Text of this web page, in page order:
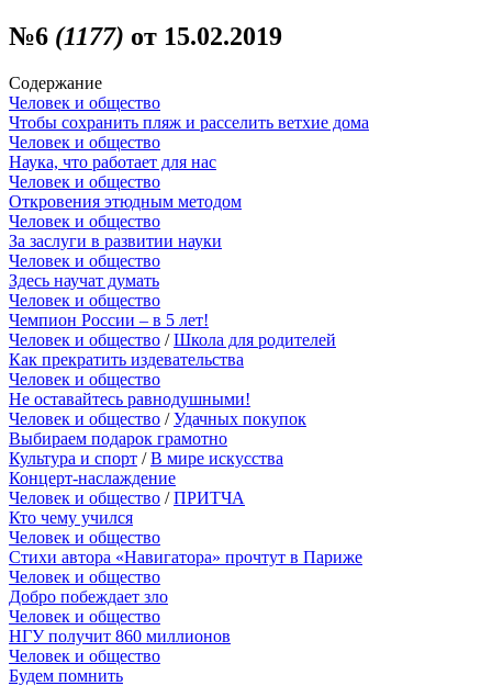
№6 (1177) от 15.02.2019
Содержание
Человек и общество
Чтобы сохранить пляж и расселить ветхие дома
Человек и общество
Наука, что работает для нас
Человек и общество
Откровения этюдным методом
Человек и общество
За заслуги в развитии науки
Человек и общество
Здесь научат думать
Человек и общество
Чемпион России – в 5 лет!
Человек и общество /Школа для родителей
Как прекратить издевательства
Человек и общество
Не оставайтесь равнодушными!
Человек и общество /Удачных покупок
Выбираем подарок грамотно
Культура и спорт /В мире искусства
Концерт-наслаждение
Человек и общество /ПРИТЧА
Кто чему учился
Человек и общество
Стихи автора «Навигатора» прочтут в Париже
Человек и общество
Добро побеждает зло
Человек и общество
НГУ получит 860 миллионов
Человек и общество
Будем помнить